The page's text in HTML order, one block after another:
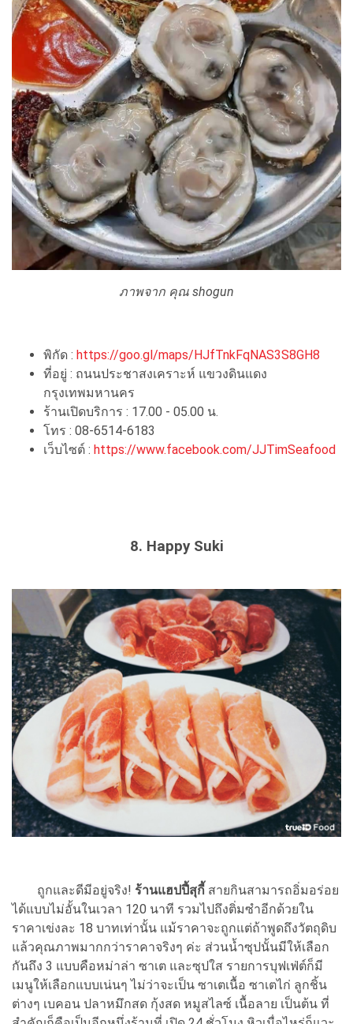
ภาพจาก คุณ shogun
พิกัด : https://goo.gl/maps/HJfTnkFqNAS3S8GH8
ที่อยู่ : ถนนประชาสงเคราะห์ แขวงดินแดง
กรุงเทพมหานคร
ร้านเปิดบริการ : 17.00 - 05.00 น.
โทร : 08-6514-6183
เว็บไซต์ : https://www.facebook.com/JJTimSeafood
8. Happy Suki
ถูกและดีมีอยู่จริง! ร้านแฮปปี้สุกี้ สายกินสามารถอิ่มอร่อย
ได้แบบไม่อั้นในเวลา 120 นาที รวมไปถึงติ่มซำอีกด้วยใน
ราคาเข่งละ 18 บาทเท่านั้น แม้ราคาจะถูกแต่ถ้าพูดถึงวัตถุดิบ
แล้วคุณภาพมากกว่าราคาจริงๆ ค่ะ ส่วนน้ำซุปนั้นมีให้เลือก
กันถึง 3 แบบคือหม่าล่า ซาเต และซุปใส รายการบุฟเฟ่ต์ก็มี
เมนูให้เลือกแบบเน่นๆ ไม่ว่าจะเป็น ซาเตเนื้อ ซาเตไก่ ลูกชิ้น
ต่างๆ เบคอน ปลาหมึกสด กุ้งสด หมูสไลซ์ เนื้อลาย เป็นต้น ที่